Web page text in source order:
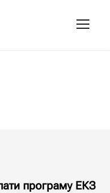
програму ЕКЗ